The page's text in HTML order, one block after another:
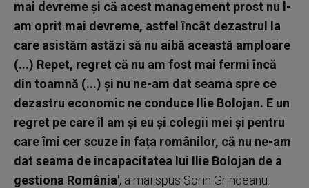
mai devreme și că acest management prost nu l-
am oprit mai devreme, astfel încât dezastrul la
care asistăm astăzi să nu aibă această amploare
(...) Repet, regret că nu am fost mai fermi încă
din toamnă (...) și nu ne-am dat seama spre ce
dezastru economic ne conduce Ilie Bolojan. E un
regret pe care îl am și eu și colegii mei și pentru
care îmi cer scuze în fața românilor, că nu ne-am
dat seama de incapacitatea lui Ilie Bolojan de a
gestiona România', a mai spus Sorin Grindeanu.